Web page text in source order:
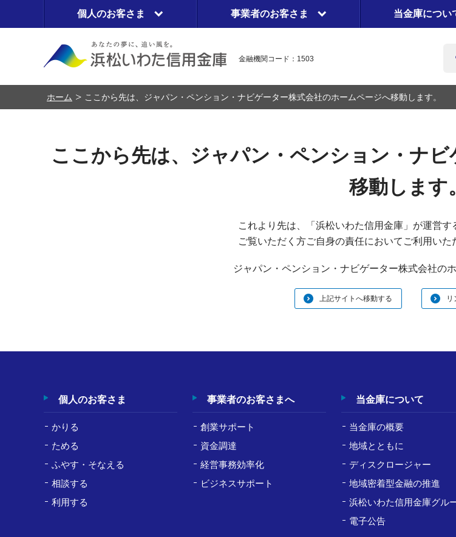
個人のお客さま 事業者のお客さま 当金庫につい
金融機関コード：1503
ホーム ここから先は、ジャパン・ペンション・ナビゲーター株式会社のホームページへ移動します。
ここから先は、ジャパン・ペンション・ナ
移動します。
これより先は、「浜松いわた信用金庫」が運営す
ご覧いただく方ご自身の責任においてご利用い
ジャパン・ペンション・ナビゲーター株式会社の
上記サイトへ移動する リ
個人のお客さま
かりる
ためる
ふやす・そなえる
相談する
利用する
事業者のお客さまへ
創業サポート
資金調達
経営事務効率化
ビジネスサポート
当金庫について
当金庫の概要
地域とともに
ディスクロージャー
地域密着型金融の推進
浜松いわた信用金庫グル
電子公告